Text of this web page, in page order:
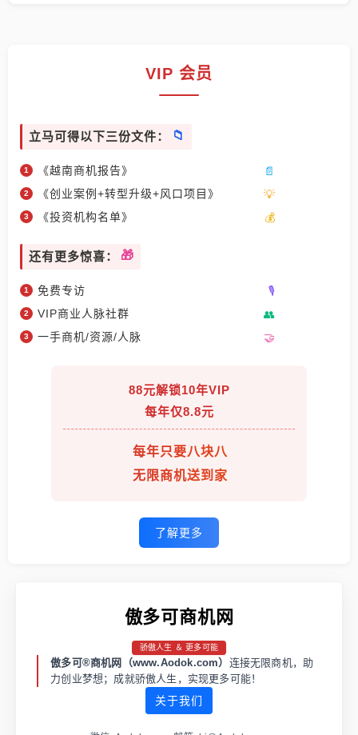
VIP 会员
立马可得以下三份文件：
《越南商机报告》
《创业案例+转型升级+风口项目》
《投资机构名单》
还有更多惊喜：
免费专访
VIP商业人脉社群
一手商机/资源/人脉
88元解锁10年VIP
每年仅8.8元
每年只要八块八
无限商机送到家
了解更多
傲多可商机网
骄傲人生 ＆ 更多可能
傲多可®商机网（www.Aodok.com） 连接无限商机，助
力创业梦想；成就骄傲人生，实现更多可能！
关于我们